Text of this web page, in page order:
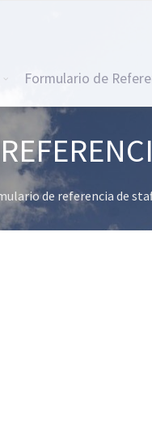
Formulario de
de referencia de